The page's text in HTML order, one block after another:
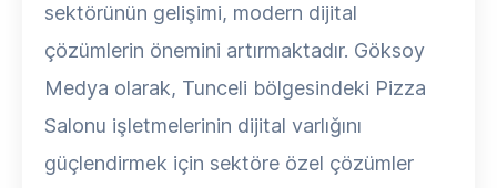
sektörünün gelişimi, modern dijital
çözümlerin önemini artırmaktadır. Göksoy
Medya olarak, Tunceli bölgesindeki Pizza
Salonu işletmelerinin dijital varlığını
güçlendirmek için sektöre özel çözümler